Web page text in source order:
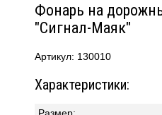
Фонарь на
"Сигнал-Маяк"
Артикул: 130010
Характеристики: